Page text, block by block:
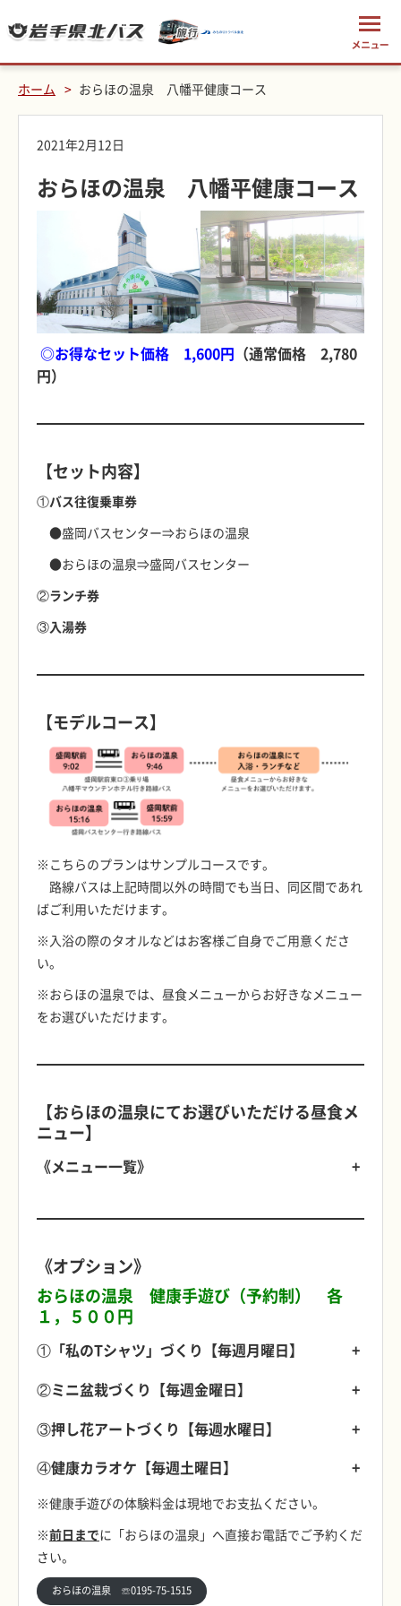
ホーム おらほの温泉 八幡平健康コース
2021年2月12日
おらほの温泉 八幡平健康コース
◎お得なセット価格 1,600円 （通常価格 2,780
円）
【セット内容】
①バス往復乗車券
●盛岡バスセンター⇒おらほの温泉
●おらほの温泉⇒盛岡バスセンター
②ランチ券
③入湯券
【モデルコース】
※こちらのプランはサンプルコースです。
路線バスは上記時間以外の時間でも当日、同区間であれ
ばご利用いただけます。
※入浴の際のタオルなどはお客様ご自身でご用意くださ
い。
※おらほの温泉では、昼食メニューからお好きなメニュー
をお選びいただけます。
【おらほの温泉にてお選びいただける昼食メ
ニュー】
《メニュー一覧》 +
《オプション》
おらほの温泉 健康手遊び（予約制） 各
１，５００円
① 「私のTシャツ」づくり 【毎週月曜日】
+
②ミニ盆栽づくり 【毎週金曜日】
+
③押し花アートづくり 【毎週水曜日】
+
④健康カラオケ 【毎週土曜日】 +
※健康手遊びの体験料金は現地でお支払ください。
※前日までに「おらほの温泉」へ直接お電話でご予約くだ
さい。
おらほの温泉 ☏0195-75-1515